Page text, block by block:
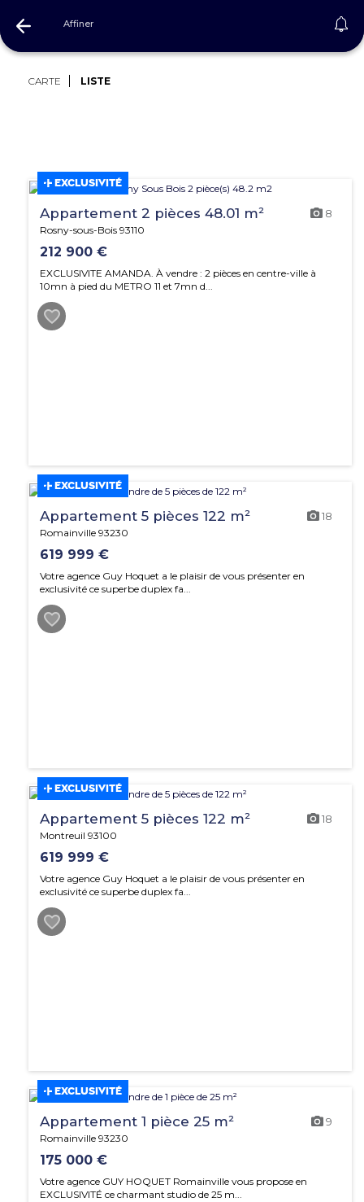
Immobilier Seine-Saint-Denis
Affiner
CARTE LISTE
EXCLUSIVITÉ
Appartement 2 pièces 48.01 m² 8
Rosny-sous-Bois 93110
212 900 €
EXCLUSIVITE AMANDA. À vendre : 2 pièces en centre-ville à
10mn à pied du METRO 11 et 7mn d...
EXCLUSIVITÉ
Appartement 5 pièces 122 m² 18
Romainville 93230
619 999 €
Votre agence Guy Hoquet a le plaisir de vous présenter en
exclusivité ce superbe duplex fa...
EXCLUSIVITÉ
Appartement 5 pièces 122 m² 18
Montreuil 93100
619 999 €
Votre agence Guy Hoquet a le plaisir de vous présenter en
exclusivité ce superbe duplex fa...
EXCLUSIVITÉ
Appartement 1 pièce 25 m² 9
Romainville 93230
175 000 €
Votre agence GUY HOQUET Romainville vous propose en
EXCLUSIVITÉ ce charmant studio de 25 m...